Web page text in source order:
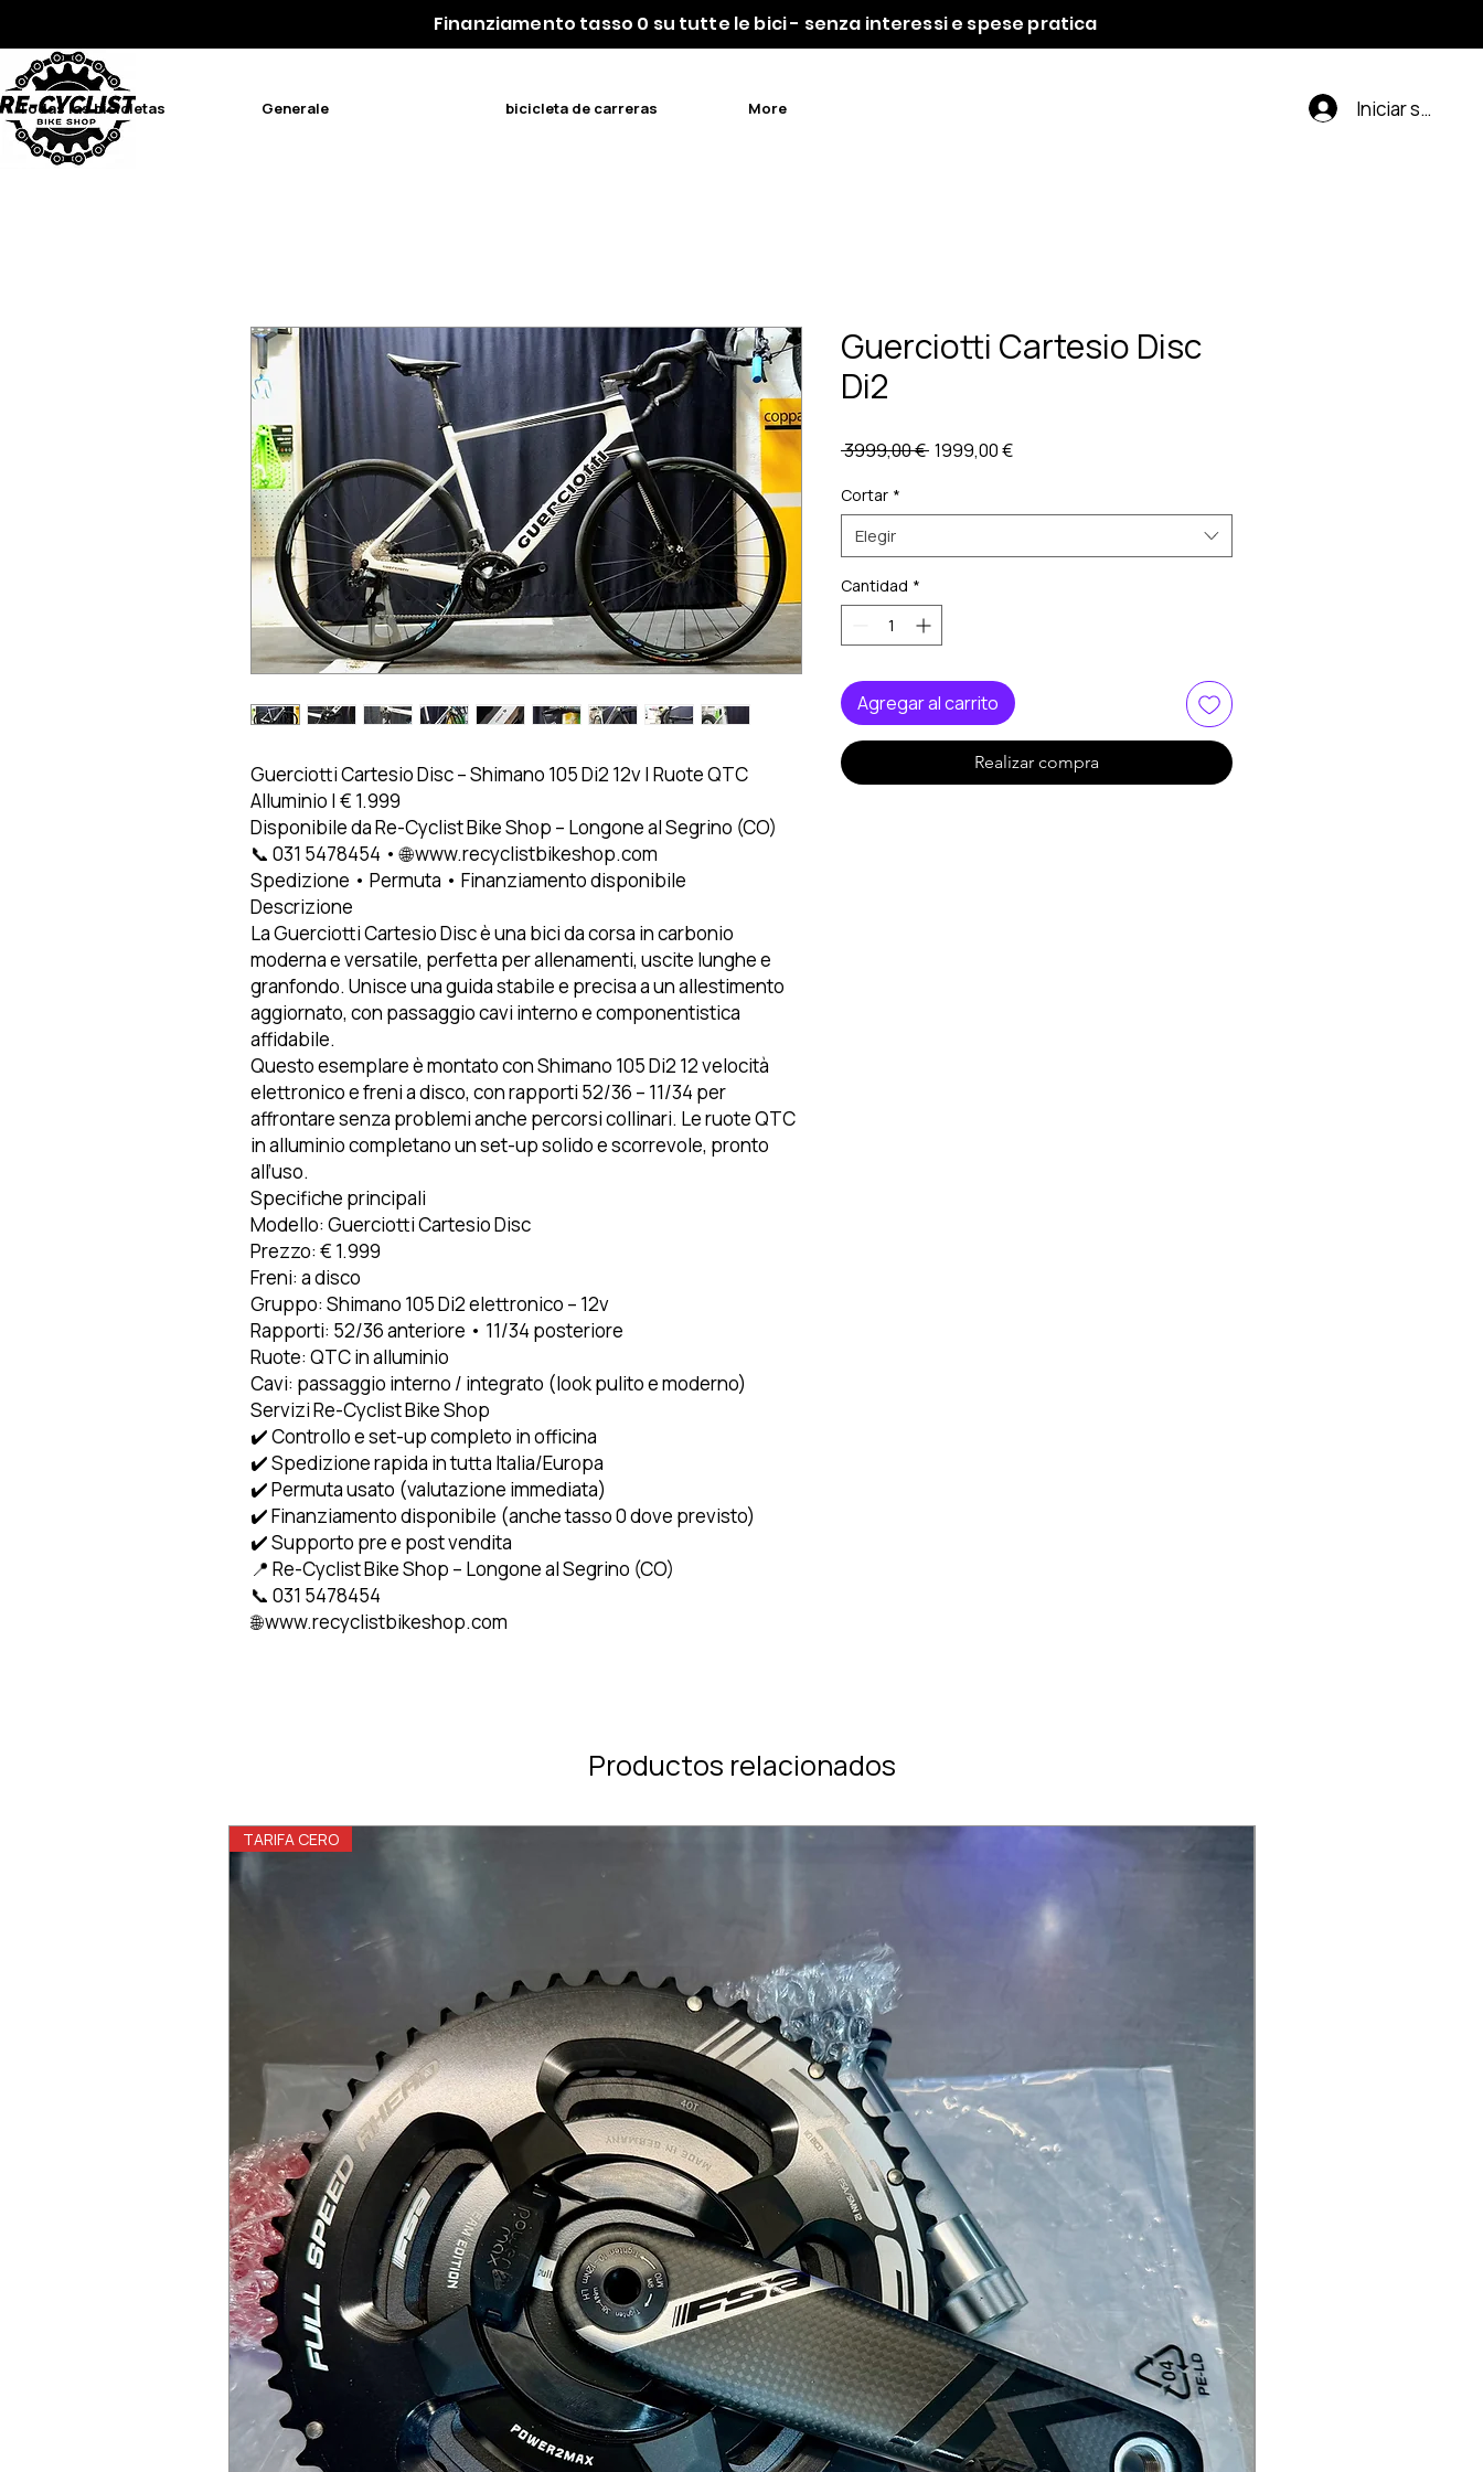
Finanziamento tasso 0 su tutte le bici - senza interessi e spese pratica
Todas las bicicletas Generale bicicleta de carreras More Iniciar sesión
Guerciotti Cartesio Disc – Shimano 105 Di2 12v | Ruote QTC
Alluminio | € 1.999
Disponibile da Re-Cyclist Bike Shop – Longone al Segrino (CO)
📞 031 5478454 • 🌐 www.recyclistbikeshop.com
Spedizione • Permuta • Finanziamento disponibile
Descrizione
La Guerciotti Cartesio Disc è una bici da corsa in carbonio
moderna e versatile, perfetta per allenamenti, uscite lunghe e
granfondo. Unisce una guida stabile e precisa a un allestimento
aggiornato, con passaggio cavi interno e componentistica
affidabile.
Questo esemplare è montato con Shimano 105 Di2 12 velocità
elettronico e freni a disco, con rapporti 52/36 – 11/34 per
affrontare senza problemi anche percorsi collinari. Le ruote QTC
in alluminio completano un set-up solido e scorrevole, pronto
all’uso.
Specifiche principali
Modello: Guerciotti Cartesio Disc
Prezzo: € 1.999
Freni: a disco
Gruppo: Shimano 105 Di2 elettronico – 12v
Rapporti: 52/36 anteriore • 11/34 posteriore
Ruote: QTC in alluminio
Cavi: passaggio interno / integrato (look pulito e moderno)
Servizi Re-Cyclist Bike Shop
✔️ Controllo e set-up completo in officina
✔️ Spedizione rapida in tutta Italia/Europa
✔️ Permuta usato (valutazione immediata)
✔️ Finanziamento disponibile (anche tasso 0 dove previsto)
✔️ Supporto pre e post vendita
📍 Re-Cyclist Bike Shop – Longone al Segrino (CO)
📞 031 5478454
🌐 www.recyclistbikeshop.com
Guerciotti Cartesio Disc
Di2
3999,00 € Precio
1999,00 €Precio
Cortar *
Elegir
Cantidad *
Agregar al carrito
Realizar compra
Productos relacionados
TARIFA CERO